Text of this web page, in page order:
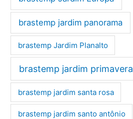
brastemp jardim panorama
brastemp Jardim Planalto
brastemp jardim primavera
brastemp jardim santa rosa
brastemp jardim santo antônio